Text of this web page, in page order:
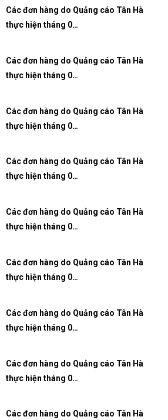
Các đơn hàng do Quảng cáo Tân Hà
thực hiện tháng 0…
Các đơn hàng do Quảng cáo Tân Hà
thực hiện tháng 0…
Các đơn hàng do Quảng cáo Tân Hà
thực hiện tháng 0…
Các đơn hàng do Quảng cáo Tân Hà
thực hiện tháng 0…
Các đơn hàng do Quảng cáo Tân Hà
thực hiện tháng 0…
Các đơn hàng do Quảng cáo Tân Hà
thực hiện tháng 0…
Các đơn hàng do Quảng cáo Tân Hà
thực hiện tháng 0…
Các đơn hàng do Quảng cáo Tân Hà
thực hiện tháng 0…
Các đơn hàng do Quảng cáo Tân Hà